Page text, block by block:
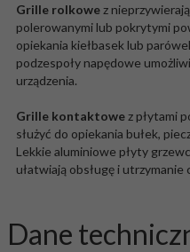
Grille rolkowez
polerowanymi lub pokrytymi
opiekania kiełbasek lub
podzespoły napędowe
urządzenia.
Grille kontaktowez płytami
służyć do opiekania bułek,
Lekkie aluminiowe płyty
ułatwiają obsługę i utrzymanie
Dane